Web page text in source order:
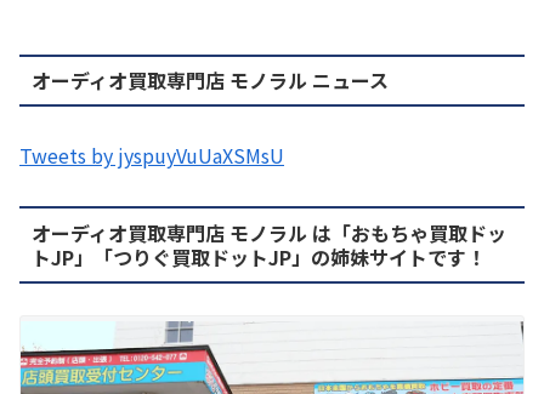
オーディオ買取専門店 モノラル ニュース
Tweets by jyspuyVuUaXSMsU
オーディオ買取専門店 モノラル は「おもちゃ買取ドッ
トJP」「つりぐ買取ドットJP」の姉妹サイトです！